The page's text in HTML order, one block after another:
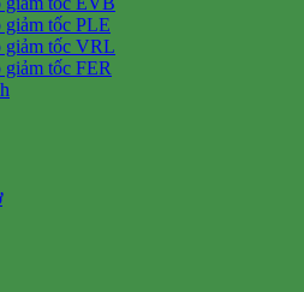
giảm tốc PLE
giảm tốc VRL
giảm tốc FER